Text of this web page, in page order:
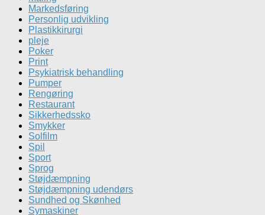
Markedsføring
Personlig udvikling
Plastikkirurgi
pleje
Poker
Print
Psykiatrisk behandling
Pumper
Rengøring
Restaurant
Sikkerhedssko
Smykker
Solfilm
Spil
Sport
Sprog
Støjdæmpning
Støjdæmpning udendørs
Sundhed og Skønhed
Symaskiner